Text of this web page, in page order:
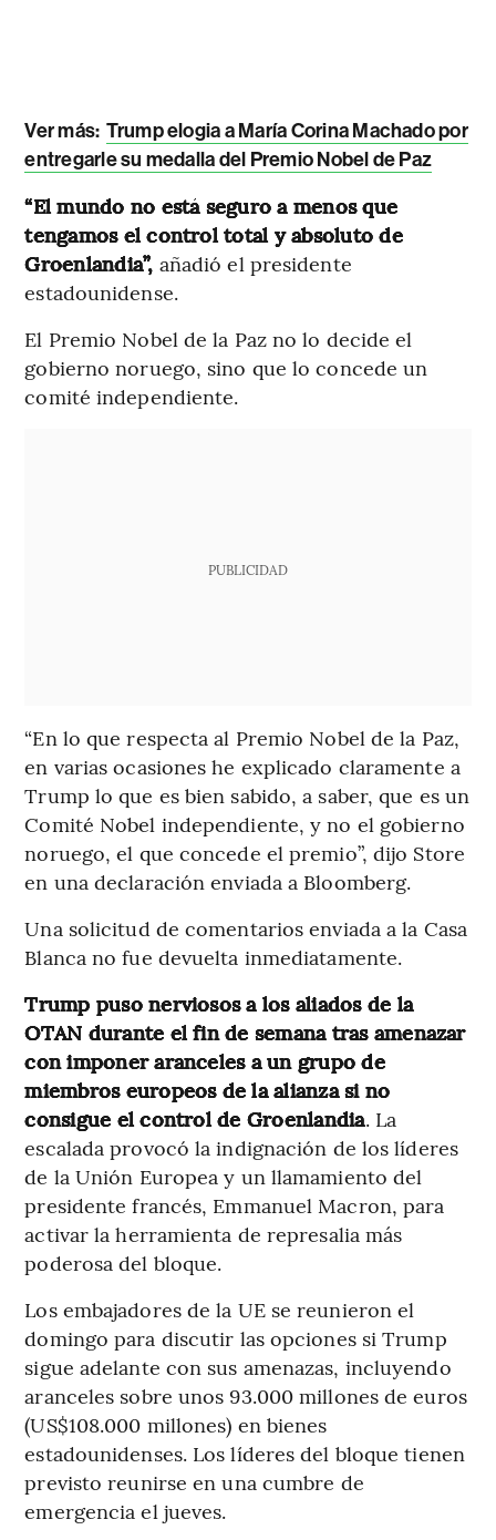
Ver más: Trump elogia a María Corina Machado por
entregarle su medalla del Premio Nobel de Paz
“El mundo no está seguro a menos que
tengamos el control total y absoluto de
Groenlandia”, añadió el presidente
estadounidense.
El Premio Nobel de la Paz no lo decide el
gobierno noruego, sino que lo concede un
comité independiente.
PUBLICIDAD
“En lo que respecta al Premio Nobel de la Paz,
en varias ocasiones he explicado claramente a
Trump lo que es bien sabido, a saber, que es un
Comité Nobel independiente, y no el gobierno
noruego, el que concede el premio”, dijo Store
en una declaración enviada a Bloomberg.
Una solicitud de comentarios enviada a la Casa
Blanca no fue devuelta inmediatamente.
Trump puso nerviosos a los aliados de la
OTAN durante el fin de semana tras amenazar
con imponer aranceles a un grupo de
miembros europeos de la alianza si no
consigue el control de Groenlandia. La
escalada provocó la indignación de los líderes
de la Unión Europea y un llamamiento del
presidente francés, Emmanuel Macron, para
activar la herramienta de represalia más
poderosa del bloque.
Los embajadores de la UE se reunieron el
domingo para discutir las opciones si Trump
sigue adelante con sus amenazas, incluyendo
aranceles sobre unos 93.000 millones de euros
(US$108.000 millones) en bienes
estadounidenses. Los líderes del bloque tienen
previsto reunirse en una cumbre de
emergencia el jueves.